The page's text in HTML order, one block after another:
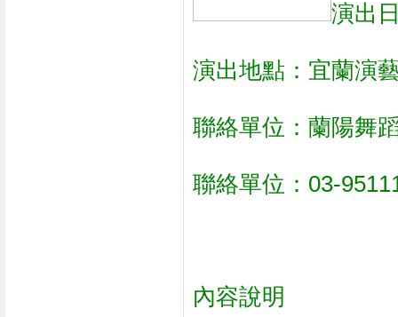
演出
演出地點：宜蘭演
聯絡單位：蘭陽舞
聯絡單位：03-
內容說明